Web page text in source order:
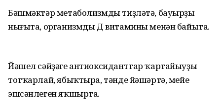
Бәшмәктәр метаболизмды тиҙләтә, бауырҙы
нығыта, организмды Д витамины менән байыта.
Йәшел сәйҙәге антиоксиданттар ҡартайыуҙы
тотҡарлай, ябыҡтыра, тәнде йәшәртә, мейе
эшсәнлеген яҡшырта.